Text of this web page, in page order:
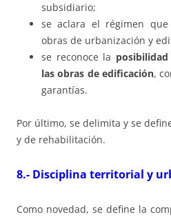
subsidiario;
se aclara el régimen que
obras de urbanización y
se reconoce la
las obras de edificación,
garantías.
Por último, se delimita y se
y de rehabilitación.
8.- Disciplina territorial y
Como novedad, se define la